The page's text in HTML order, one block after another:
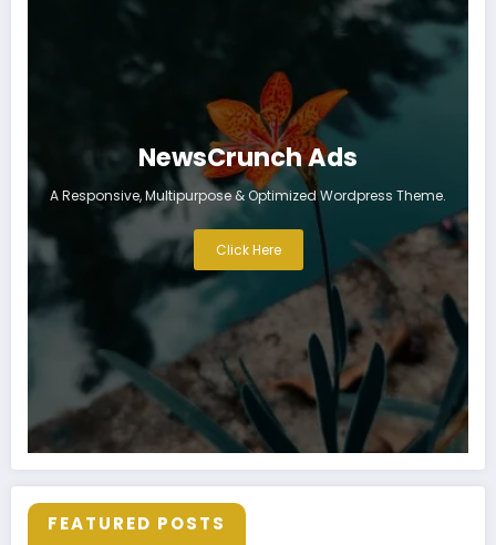
NewsCrunch Ads
A Responsive, Multipurpose & Optimized Wordpress Theme.
Click Here
FEATURED POSTS